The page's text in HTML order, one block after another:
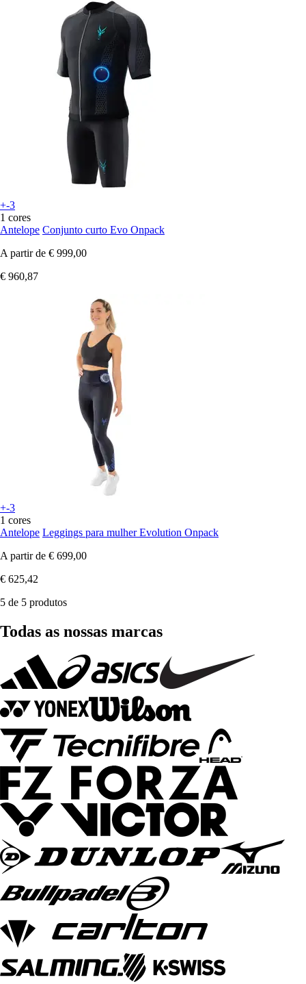
+-3
1 cores
Antelope Conjunto curto Evo Onpack
A partir de € 999,00
€ 960,87
+-3
1 cores
Antelope Leggings para mulher Evolution Onpack
A partir de € 699,00
€ 625,42
5 de 5 produtos
Todas as nossas marcas